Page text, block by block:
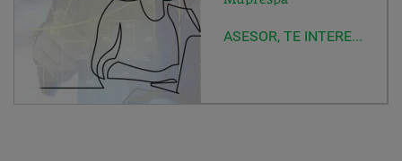
ASESOR, TE INTERESA SABER...